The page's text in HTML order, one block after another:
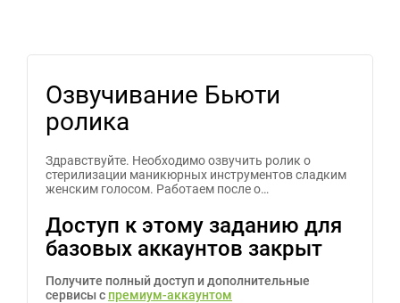
Озвучивание Бьюти
ролика
Здравствуйте. Необходимо озвучить ролик о
стерилизации маникюрных инструментов сладким
женским голосом. Работаем после о…
Доступ к этому заданию для
базовых аккаунтов закрыт
Получите полный доступ и дополнительные
сервисы с премиум-аккаунтом